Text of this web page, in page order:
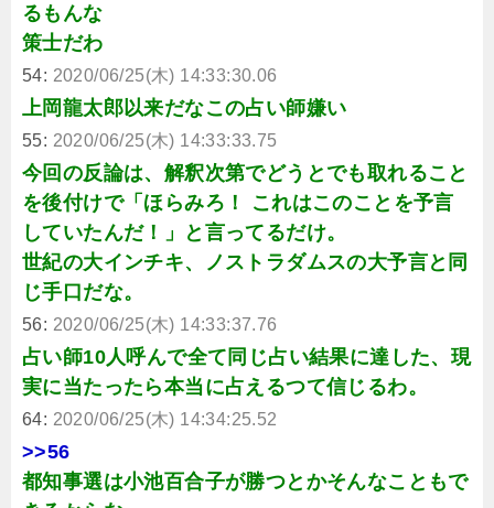
るもんな
策士だわ
54: 2020/06/25(木) 14:33:30.06
上岡龍太郎以来だなこの占い師嫌い
55: 2020/06/25(木) 14:33:33.75
今回の反論は、解釈次第でどうとでも取れること
を後付けで「ほらみろ！ これはこのことを予言
していたんだ！」と言ってるだけ。
世紀の大インチキ、ノストラダムスの大予言と同
じ手口だな。
56: 2020/06/25(木) 14:33:37.76
占い師10人呼んで全て同じ占い結果に達した、現
実に当たったら本当に占えるつて信じるわ。
64: 2020/06/25(木) 14:34:25.52
>>56
都知事選は小池百合子が勝つとかそんなこともで